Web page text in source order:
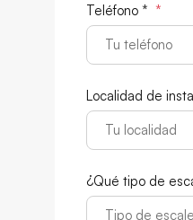
Teléfono * *
Localidad de
¿Qué tipo de